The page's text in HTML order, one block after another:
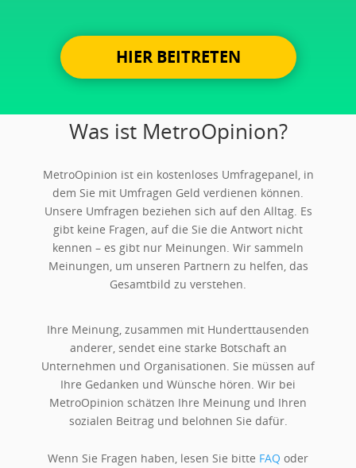
HIER BEITRETEN
Was ist MetroOpinion?
MetroOpinion ist ein kostenloses Umfragepanel, in
dem Sie mit Umfragen Geld verdienen können.
Unsere Umfragen beziehen sich auf den Alltag. Es
gibt keine Fragen, auf die Sie die Antwort nicht
kennen – es gibt nur Meinungen. Wir sammeln
Meinungen, um unseren Partnern zu helfen, das
Gesamtbild zu verstehen.
Ihre Meinung, zusammen mit Hunderttausenden
anderer, sendet eine starke Botschaft an
Unternehmen und Organisationen. Sie müssen auf
Ihre Gedanken und Wünsche hören. Wir bei
MetroOpinion schätzen Ihre Meinung und Ihren
sozialen Beitrag und belohnen Sie dafür.
Wenn Sie Fragen haben, lesen Sie bitte FAQ oder